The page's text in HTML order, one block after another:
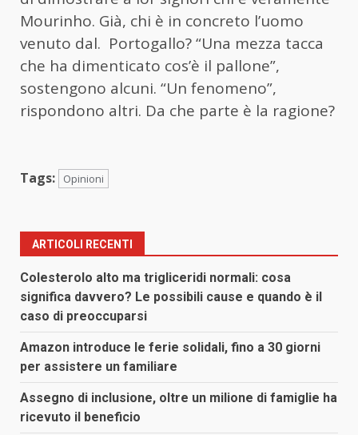
Mourinho. Già, chi è in concreto l’uomo
venuto dal. Portogallo? “Una mezza tacca
che ha dimenticato cos’è il pallone”,
sostengono alcuni. “Un fenomeno”,
rispondono altri. Da che parte è la ragione?
Tags: Opinioni
ARTICOLI RECENTI
Colesterolo alto ma trigliceridi normali: cosa
significa davvero? Le possibili cause e quando è il
caso di preoccuparsi
Amazon introduce le ferie solidali, fino a 30 giorni
per assistere un familiare
Assegno di inclusione, oltre un milione di famiglie ha
ricevuto il beneficio